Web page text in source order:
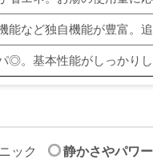
能など独自機能が豊富。
◎。基本性能がしっかり
ック 静かさやパワ